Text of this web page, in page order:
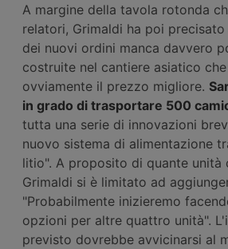
A margine della tavola rotonda
relatori, Grimaldi ha poi
dei nuovi ordini manca davvero
costruite nel cantiere asiatico
ovviamente il prezzo migliore.
in grado di trasportare 500
tutta una serie di innovazioni
nuovo sistema di alimentazione
litio". A proposito di quante unità
Grimaldi si è limitato ad
"Probabilmente inizieremo
opzioni per altre quattro unità".
previsto dovrebbe avvicinarsi al